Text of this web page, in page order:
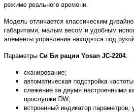
режиме реального времени.
Модель отличается классическим
габаритами, малым весом и удобным
элементы управления находятся под
Параметры Си Би рации Yosan JC-2204:
сканирование;
автоматическая подстройка
слежение за двумя настроенными
прослушки DW;
встроенный индикатор параметров,